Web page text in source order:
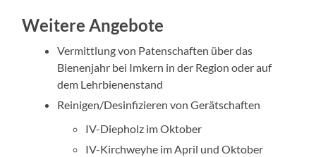
Weitere Angebote
Vermittlung von Patenschaften über das
Bienenjahr bei Imkern in der Region oder auf
dem Lehrbienenstand
Reinigen/Desinfizieren von Gerätschaften
IV-Diepholz im Oktober
IV-Kirchweyhe im April und Oktober